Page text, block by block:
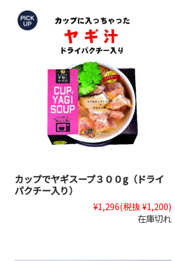
カップでヤギスープ３００g（ドライ
パクチー入り）
¥1,296(税抜 ¥1,200)
在庫切れ